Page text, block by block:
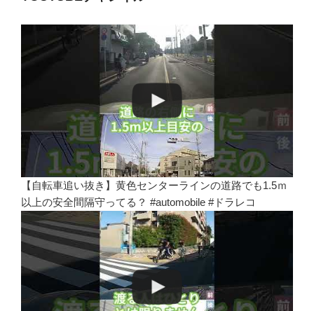
【自転車追い抜き】黄色センターラインの道路でも1.5ｍ
以上の安全間隔守ってる？ #automobile #ドラレコ